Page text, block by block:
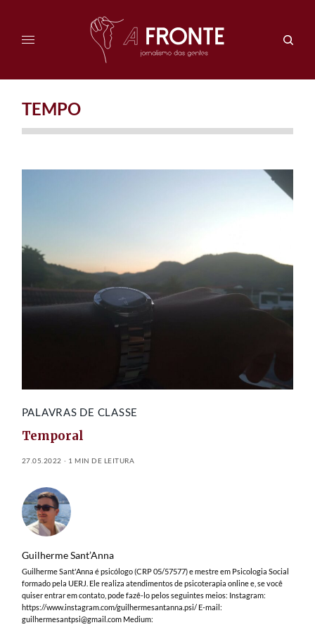
TEMPO
PALAVRAS DE CLASSE
Temporal
27.05.2022 1 MIN DE LEITURA
Guilherme Sant’Anna
Guilherme Sant'Anna é psicólogo (CRP 05/57577) e mestre em Psicologia Social
formado pela UERJ. Ele realiza atendimentos de psicoterapia online e, se você
quiser entrar em contato, pode fazê-lo pelos seguintes meios: Instagram:
https://www.instagram.com/guilhermesantanna.psi/ E-mail:
guilhermesantpsi@gmail.comMedium: